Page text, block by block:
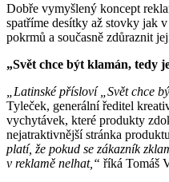
Dobře vymyšlený koncept
spatříme desítky až stovky jak
pokrmů a současně zdůraznit
„Svět chce být klamán, tedy
„Latinské přísloví „Svět chce
Tyleček, generální ředitel
vychytávek, které produkty
nejatraktivnější stránka
platí, že pokud se zákazník
v reklamě nelhat,“ říká Tomáš